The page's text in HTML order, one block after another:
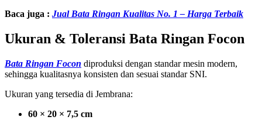
Baca juga : Jual Bata Ringan Kualitas No. 1 – Harga Terbaik
Ukuran & Toleransi Bata Ringan Focon
Bata Ringan Focon diproduksi dengan standar mesin modern,
sehingga kualitasnya konsisten dan sesuai standar SNI.
Ukuran yang tersedia di Jembrana:
60 × 20 × 7,5 cm